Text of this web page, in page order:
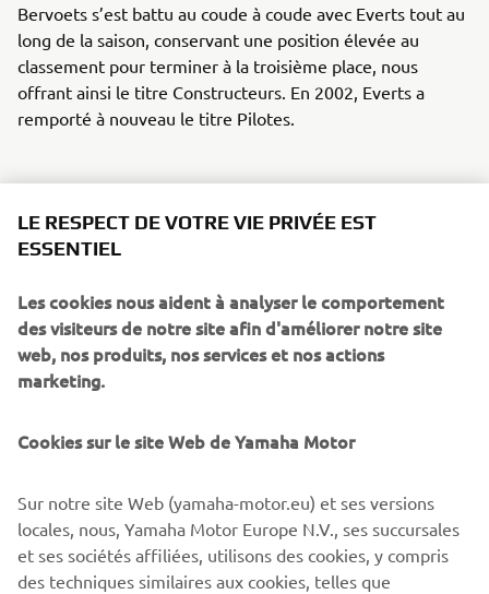
Bervoets s’est battu au coude à coude avec Everts tout au
long de la saison, conservant une position élevée au
classement pour terminer à la troisième place, nous
offrant ainsi le titre Constructeurs. En 2002, Everts a
remporté à nouveau le titre Pilotes.
En 2003, les catégories du Championnat du monde de
motocross ont été réorganisées et une nouvelle catégorie
Le MXGP a simultanément autorisé les machines deux
temps 250 cm³ et quatre temps 450 cm³. La catégorie 125
cm³ (MX2 en 2004) permettait à des motos quatre temps
250 cm³ d’affronter des machines deux temps 125 cm³,
2004) opposait des quatre temps 650 cm³ à des deux
En dépit de ces changements, nous avons conservé notre
supériorité avec Everts, laquelle reposait sur un travail
d’équipe solide. Au guidon d’une YZ450FM conçue pour
satisfaire aux règlements du MXGP, Everts a remporté les
LE RESPECT DE VOTRE VIE PRIVÉE EST
ESSENTIEL
Les cookies nous aident à analyser le comportement
des visiteurs de notre site afin d'améliorer notre site
web, nos produits, nos services et nos actions
marketing.
Cookies sur le site Web de Yamaha Motor
Sur notre site Web (yamaha-motor.eu) et ses versions
locales, nous, Yamaha Motor Europe N.V., ses succursales
et ses sociétés affiliées, utilisons des cookies, y compris
des techniques similaires aux cookies, telles que